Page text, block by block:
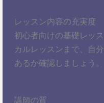
レッスン内容の充実度
初心者向けの基礎レッ
カルレッスンまで、自
あるか確認しましょう。
講師の質